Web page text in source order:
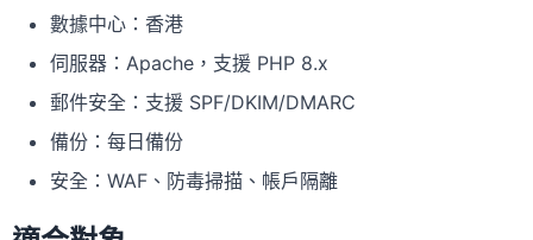
數據中心：香港
伺服器：Apache，支援 PHP 8.x
郵件安全：支援 SPF/DKIM/DMARC
備份：每日備份
安全：WAF、防毒掃描、帳戶隔離